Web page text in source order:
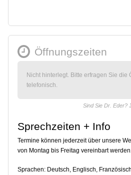
Öffnungszeiten
Nicht hinterlegt. Bitte erfragen Sie die
telefonisch.
Sind Sie Dr. Eder?
Sprechzeiten + Info
Termine können jederzeit über unsere
von Montag bis Freitag vereinbart
Sprachen: Deutsch, Englisch, Französisch